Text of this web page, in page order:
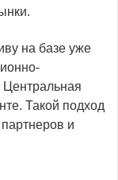
на базе уже
Такой подход
и